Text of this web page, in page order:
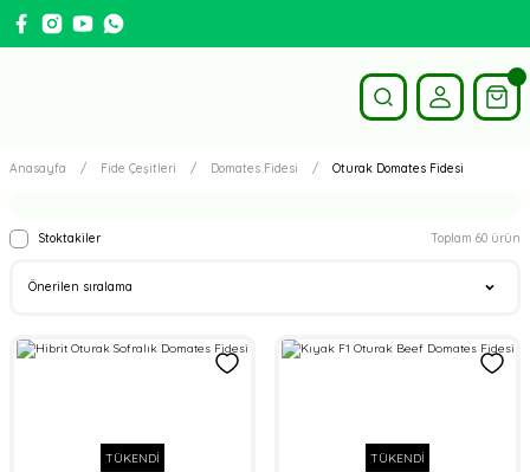
Anasayfa Fide Çeşitleri Domates Fidesi Oturak Domates Fidesi
Stoktakiler Toplam 60 ürün
TÜKENDİ TÜKENDİ